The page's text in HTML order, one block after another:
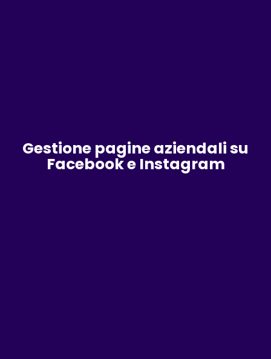
Gestione pagine aziendali su
Facebook e Instagram